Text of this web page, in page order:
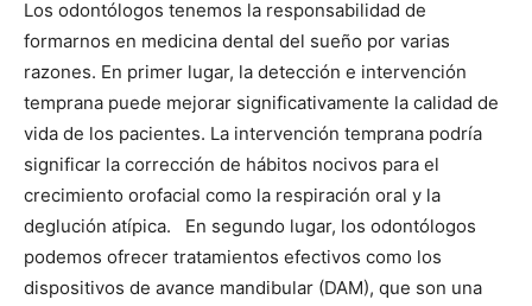
Los odontólogos tenemos la responsabilidad de
formarnos en medicina dental del sueño por varias
razones. En primer lugar, la detección e intervención
temprana puede mejorar significativamente la calidad de
vida de los pacientes. La intervención temprana podría
significar la corrección de hábitos nocivos para el
crecimiento orofacial como la respiración oral y la
deglución atípica.
En segundo lugar, los odontólogos
podemos ofrecer tratamientos efectivos como los
dispositivos de avance mandibular (DAM), que son una